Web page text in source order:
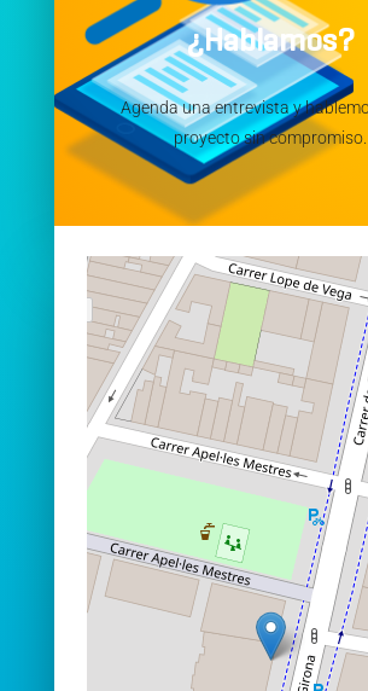
¿Hablamos?
Agenda una entrevista y
proyecto sin compromiso.